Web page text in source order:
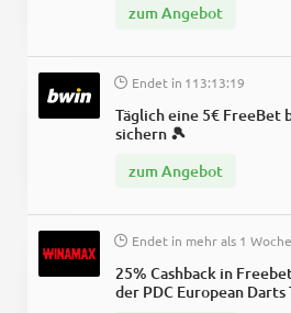
zum Angebot
Endet in 113:13:19
Täglich eine 5€ FreeBet
sichern 🎾
zum Angebot
Endet in mehr als 1 Woche
25% Cashback in
der PDC European Darts